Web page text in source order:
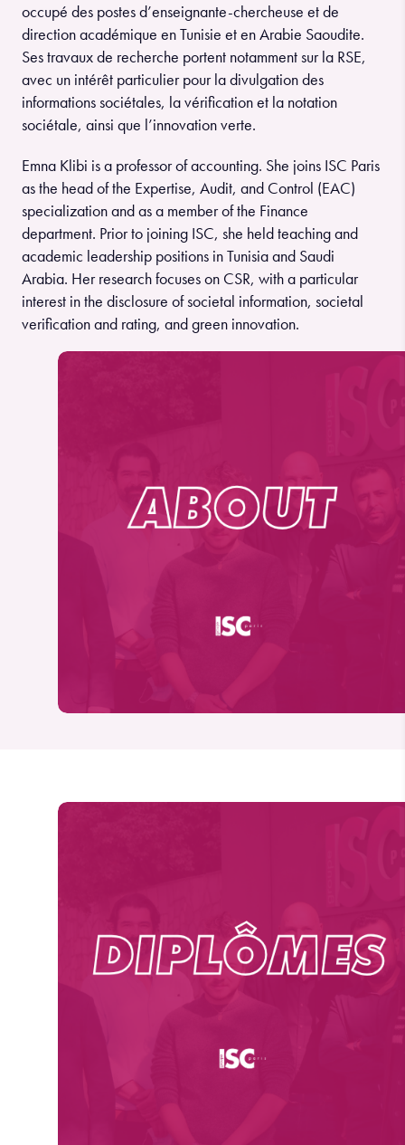
occupé des postes d’enseignante-chercheuse et de
direction académique en Tunisie et en Arabie Saoudite.
Ses travaux de recherche portent notamment sur la RSE,
avec un intérêt particulier pour la divulgation des
informations sociétales, la vérification et la notation
sociétale, ainsi que l’innovation verte.
Emna Klibi is a professor of accounting. She joins ISC Paris
as the head of the Expertise, Audit, and Control (EAC)
specialization and as a member of the Finance
department. Prior to joining ISC, she held teaching and
academic leadership positions in Tunisia and Saudi
Arabia. Her research focuses on CSR, with a particular
interest in the disclosure of societal information, societal
verification and rating, and green innovation.